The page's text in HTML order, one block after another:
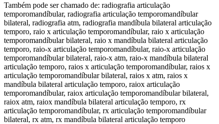
Também pode ser chamado de: radiografia articulação
temporomandíbular, radiografia articulação temporomandíbular
bilateral, radiografia atm, radiografia mandíbula bilateral articulação
temporo, raio x articulação temporomandíbular, raio x articulação
temporomandíbular bilateral, raio x mandíbula bilateral articulação
temporo, raio-x articulação temporomandíbular, raio-x articulação
temporomandíbular bilateral, raio-x atm, raio-x mandíbula bilateral
articulação temporo, raios x articulação temporomandíbular, raios x
articulação temporomandíbular bilateral, raios x atm, raios x
mandíbula bilateral articulação temporo, raiox articulação
temporomandíbular, raiox articulação temporomandíbular bilateral,
raiox atm, raiox mandíbula bilateral articulação temporo, rx
articulação temporomandíbular, rx articulação temporomandíbular
bilateral, rx atm, rx mandíbula bilateral articulação temporo